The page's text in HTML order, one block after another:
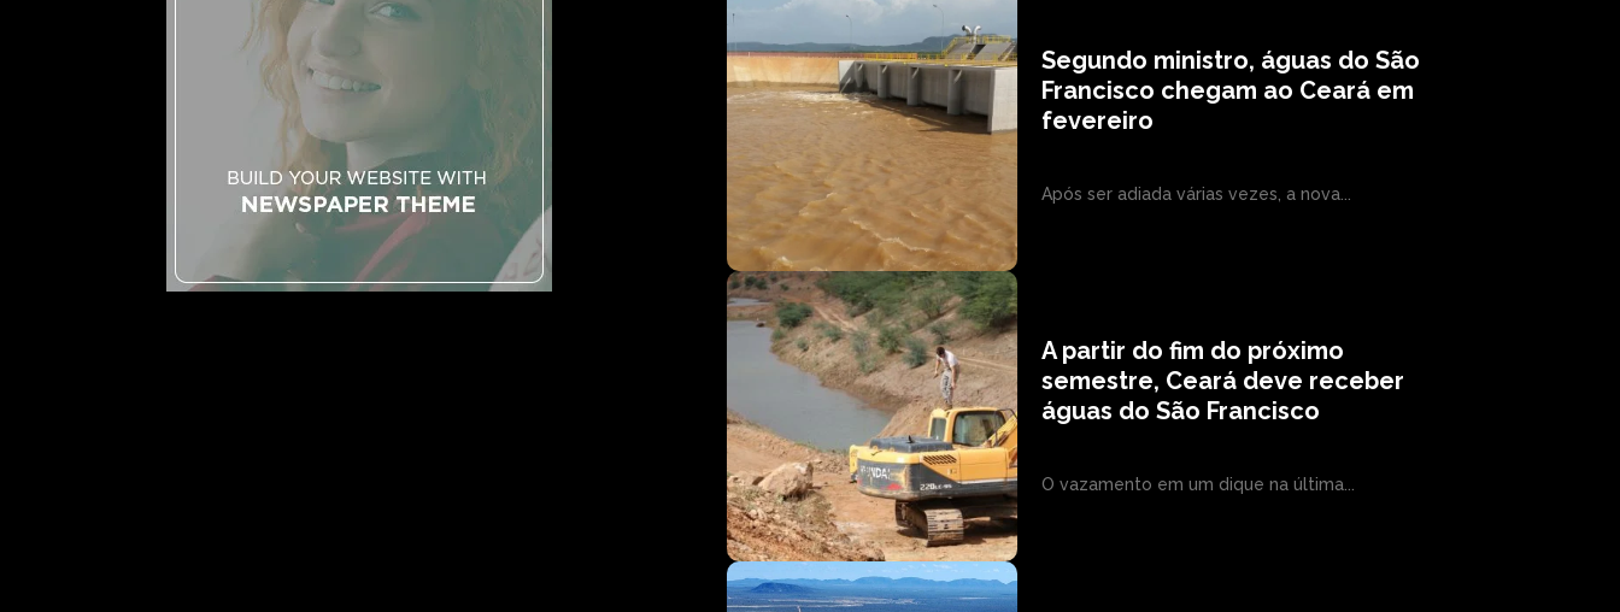
Segundo ministro, águas do São
Francisco chegam ao Ceará em
fevereiro
Após ser adiada várias vezes, a nova...
A partir do fim do próximo
semestre, Ceará deve receber
águas do São Francisco
O vazamento em um dique na última...